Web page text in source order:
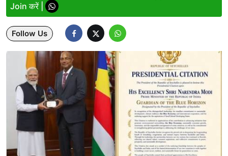
Environment
Lifestyle
Health
Development
Career
Literature
Tour & Travel
Join करें |
Follow Us